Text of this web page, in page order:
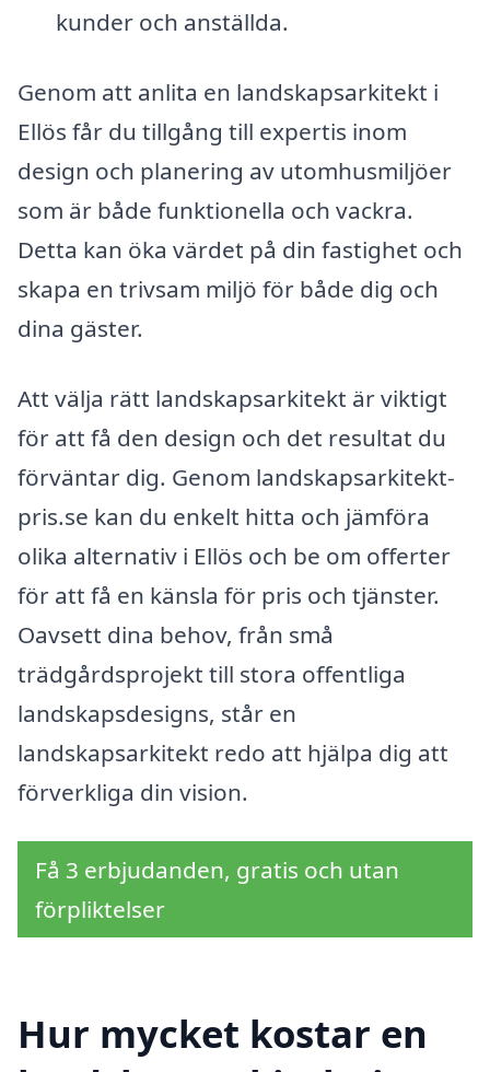
kunder och anställda.
Genom att anlita en landskapsarkitekt i
Ellös får du tillgång till expertis inom
design och planering av utomhusmiljöer
som är både funktionella och vackra.
Detta kan öka värdet på din fastighet och
skapa en trivsam miljö för både dig och
dina gäster.
Att välja rätt landskapsarkitekt är viktigt
för att få den design och det resultat du
förväntar dig. Genom landskapsarkitekt-
pris.se kan du enkelt hitta och jämföra
olika alternativ i Ellös och be om offerter
för att få en känsla för pris och tjänster.
Oavsett dina behov, från små
trädgårdsprojekt till stora offentliga
landskapsdesigns, står en
landskapsarkitekt redo att hjälpa dig att
förverkliga din vision.
Få 3 erbjudanden, gratis och utan
förpliktelser
Hur mycket kostar en